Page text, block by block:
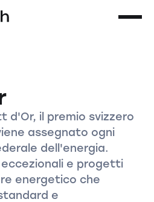
d'Or, il premio svizzero
assegnato ogni
dell'energia.
e progetti
energetico che
e